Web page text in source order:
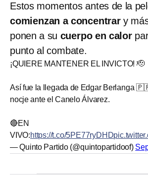
Estos momentos antes de la
comienzan a concentrary
ponen a su cuerpo en calor
punto al combate.
¡QUIERE MANTENER EL INVICTO! 🫡
Así fue la llegada de Edgar Berlanga
nocje ante el Canelo Álvarez.
🔴EN
VIVO:https://t.co/5PE77ryDHD
— Quinto Partido (@quintopartidoof)